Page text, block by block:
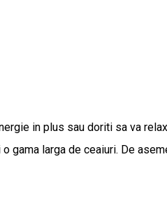
in plus sau doriti sa va
gama larga de ceaiuri. De